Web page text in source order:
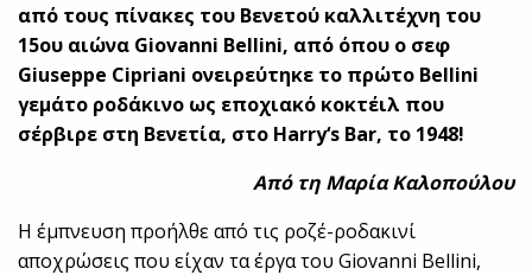
από τους πίνακες του Βενετού καλλιτέχνη του
15ου αιώνα Giovanni Bellini, από όπου ο σεφ
Giuseppe Cipriani ονειρεύτηκε το πρώτο Bellini
γεμάτο ροδάκινο ως εποχιακό κοκτέιλ που
σέρβιρε στη Βενετία, στο Harry‘s Bar, το 1948!
Από τη Μαρία Καλοπούλου
Η έμπνευση προήλθε από τις ροζέ-ροδακινί
αποχρώσεις που είχαν τα έργα του Giovanni Bellini,